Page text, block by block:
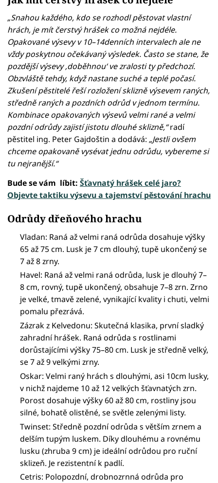
„Snahou každého, kdo se rozhodl pěstovat vlastní
hrách, je mít čerstvý hrášek co možná nejdéle.
Opakované výsevy v 10–14denních intervalech ale ne
vždy poskytnou očekávaný výsledek. Často se stane, že
pozdější výsevy ‚doběhnou‘ ve zralosti ty předchozí.
Obzvláště tehdy, když nastane suché a teplé počasí.
Zkušení pěstitelé řeší rozložení sklizně výsevem raných,
středně raných a pozdních odrůd v jednom termínu.
Kombinace opakovaných výsevů velmi rané a velmi
pozdní odrůdy zajistí jistotu dlouhé sklizně,“radí
pěstitel ing. Peter Gajdoštin a dodává: „Jestli ovšem
chceme opakovaně vysévat jednu odrůdu, vybereme si
tu nejranější.“
Bude se vám líbit: Šťavnatý hrášek celé jaro?
Objevte taktiku výsevu a tajemství pěstování hrachu
Odrůdy dřeňového hrachu
Vladan: Raná až velmi raná odrůda dosahuje výšky
65 až 75 cm. Lusk je 7 cm dlouhý, tupě ukončený se
7 až 8 zrny.
Havel: Raná až velmi raná odrůda, lusk je dlouhý 7–
8 cm, rovný, tupě ukončený, obsahuje 7–8 zrn. Zrno
je velké, tmavě zelené, vynikající kvality i chuti, velmi
pomalu přezrává.
Zázrak z Kelvedonu: Skutečná klasika, první sladký
zahradní hrášek. Raná odrůda s rostlinami
dorůstajícími výšky 75–80 cm. Lusk je středně velký,
se 7 až 9 velkými zrny.
Oskar: Velmi raný hrách s dlouhými, asi 10cm lusky,
v nichž najdeme 10 až 12 velkých šťavnatých zrn.
Porost dosahuje výšky 60 až 80 cm, rostliny jsou
silné, bohatě olistěné, se světle zelenými listy.
Twinset: Středně pozdní odrůda s větším zrnem a
delším tupým luskem. Díky dlouhému a rovnému
lusku (zhruba 9 cm) je ideální odrůdou pro ruční
sklizeň. Je rezistentní k padlí.
Cetris: Polopozdní, drobnozrnná odrůda pro